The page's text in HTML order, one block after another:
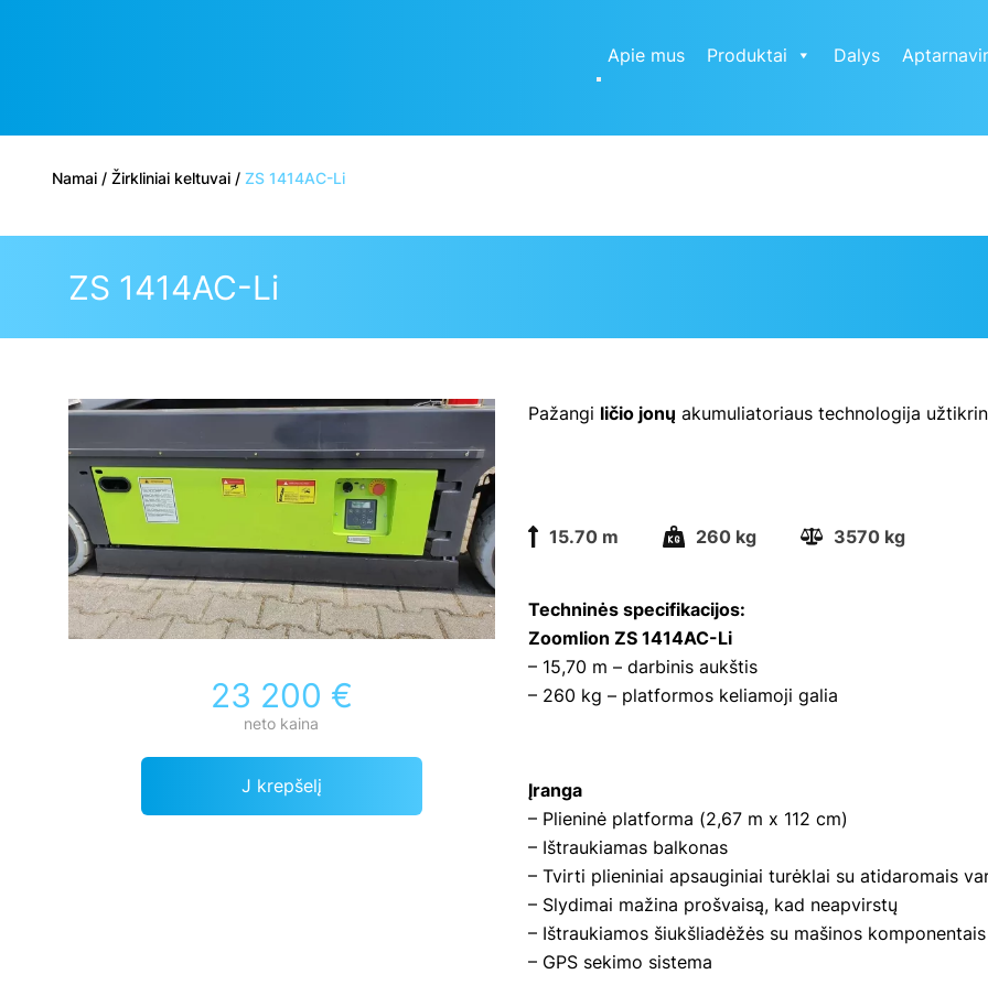
Apie mus Produktai Dalys
Namai / Žirkliniai keltuvai / ZS 1414AC-Li
ZS 1414AC-Li
23 200 €
neto kaina
J krepšelį
Pažangi ličio jonų akumuliatoriaus technologija
15.70 m 260 kg 3570 kg
Techninės specifikacijos:
Zoomlion ZS 1414AC-Li
– 15,70 m – darbinis aukštis
– 260 kg – platformos keliamoji galia
Įranga
– Plieninė platforma (2,67 m x 112 cm)
– Ištraukiamas balkonas
– Tvirti plieniniai apsauginiai turėklai su atidaromais
– Slydimai mažina prošvaisą, kad neapvirstų
– Ištraukiamos šiukšliadėžės su mašinos komponentais
– GPS sekimo sistema